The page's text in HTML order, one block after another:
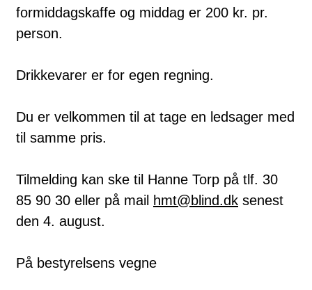
formiddagskaffe og middag er 200 kr. pr.
person.
Drikkevarer er for egen regning.
Du er velkommen til at tage en ledsager med
til samme pris.
Tilmelding kan ske til Hanne Torp på tlf. 30
85 90 30 eller på mail hmt@blind.dk senest
den 4. august.
På bestyrelsens vegne